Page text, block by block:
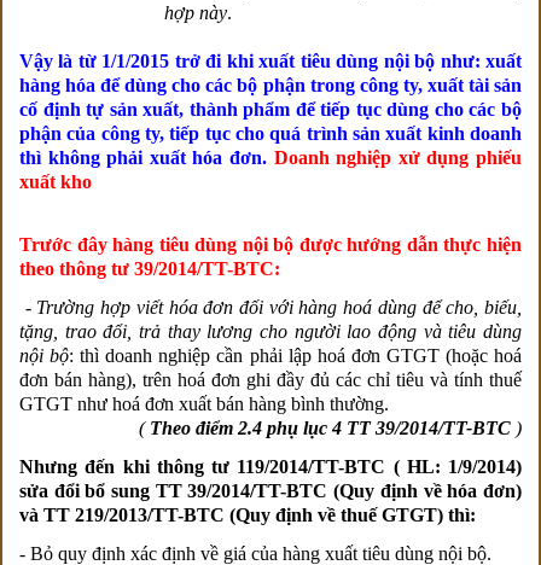
hợp này.
Vậy là từ 1/1/2015 trở đi khi xuất tiêu dùng nội bộ như: xuất
hàng hóa để dùng cho các bộ phận trong công ty, xuất tài sản
cố định tự sản xuất, thành phẩm để tiếp tục dùng cho các bộ
phận của công ty, tiếp tục cho quá trình sản xuất kinh doanh
thì không phải xuất hóa đơn. Doanh nghiệp xử dụng phiếu
xuất kho
Trước đây hàng tiêu dùng nội bộ được hướng dẫn thực hiện
theo thông tư 39/2014/TT-BTC:
-Trường hợp viết hóa đơn đối với hàng hoá dùng để cho, biếu,
tặng, trao đổi, trả thay lương cho người lao động và tiêu dùng
nội bộ: thì doanh nghiệp cần phải lập hoá đơn GTGT (hoặc hoá
đơn bán hàng), trên hoá đơn ghi đầy đủ các chỉ tiêu và tính thuế
GTGT như hoá đơn xuất bán hàng bình thường.
( Theo điểm 2.4 phụ lục 4 TT 39/2014/TT-BTC )
Nhưng đến khi thông tư 119/2014/TT-BTC ( HL: 1/9/2014)
sửa đổi bổ sung TT 39/2014/TT-BTC (Quy định về hóa đơn)
và TT 219/2013/TT-BTC (Quy định về thuế GTGT) thì:
- Bỏ quy định xác định về giá của hàng xuất tiêu dùng nội bộ.